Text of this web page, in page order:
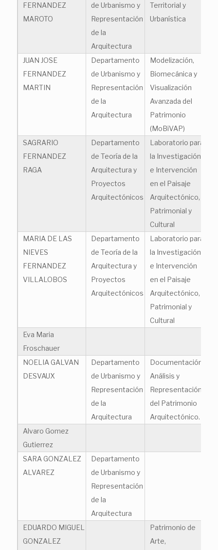
FERNANDEZ
MAROTO
de Urbanismo y
Representación
de la
Arquitectura
Territorial y
Urbanística
JUAN JOSE
FERNANDEZ
MARTIN
Departamento
de Urbanismo y
Representación
de la
Arquitectura
Modelización,
Biomecánica y
Visualización
Avanzada del
Patrimonio
(MoBiVAP)
SAGRARIO
FERNANDEZ
RAGA
Departamento
de Teoría de la
Arquitectura y
Proyectos
Arquitectónicos
Laboratorio para
la Investigación
e Intervención
en el Paisaje
Arquitectónico,
Patrimonial y
Cultural
MARIA DE LAS
NIEVES
FERNANDEZ
VILLALOBOS
Departamento
de Teoría de la
Arquitectura y
Proyectos
Arquitectónicos
Laboratorio para
la Investigación
e Intervención
en el Paisaje
Arquitectónico,
Patrimonial y
Cultural
Eva Maria
Froschauer
NOELIA GALVAN
DESVAUX
Departamento
de Urbanismo y
Representación
de la
Arquitectura
Documentación,
Análisis y
Representación
del Patrimonio
Arquitectónico.
Alvaro Gomez
Gutierrez
SARA GONZALEZ
ALVAREZ
Departamento
de Urbanismo y
Representación
de la
Arquitectura
EDUARDO MIGUEL
GONZALEZ
Patrimonio de
Arte,